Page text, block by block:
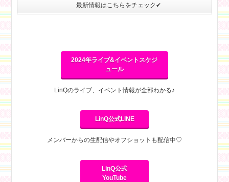
最新情報はこちらをチェック✔
2024年ライブ&イベントスケジ
ュール
LinQのライブ、イベント情報が全部わかる♪
LinQ公式LINE
メンバーからの生配信やオフショットも配信中♡
LinQ公式
YouTube